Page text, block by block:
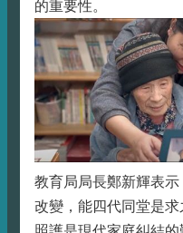
的重要性。
教育局局長鄭新輝表
改變，能四代同堂是